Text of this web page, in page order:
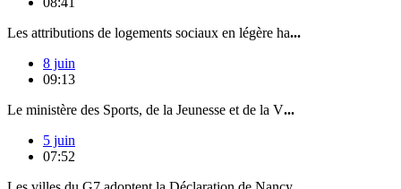
Les attributions de logements sociaux en légère ha...
8 juin
09:13
Le ministère des Sports, de la Jeunesse et de la V...
5 juin
07:52